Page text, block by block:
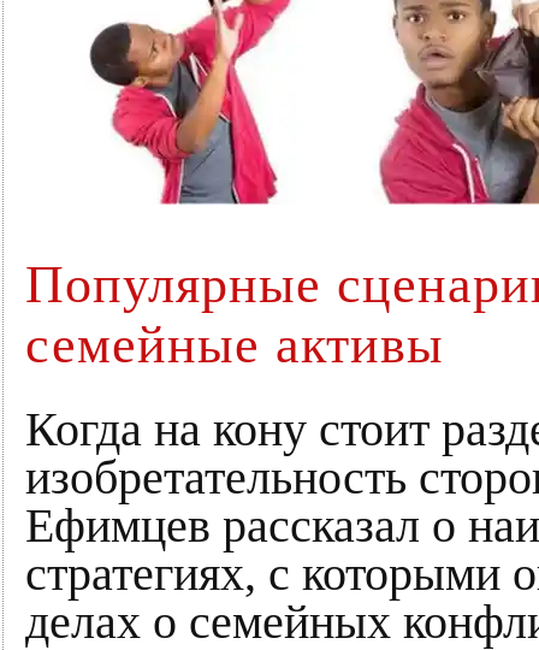
Популярные
семейные активы
Когда на кону стоит
изобретательность
Ефимцев рассказал о
стратегиях, с которыми
делах о семейных